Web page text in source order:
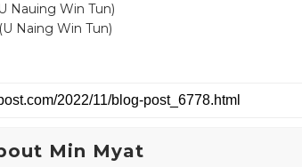
Nauing Win Tun)
Naing Win Tun)
Min Myat